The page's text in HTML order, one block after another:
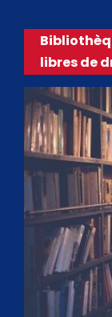
libres de